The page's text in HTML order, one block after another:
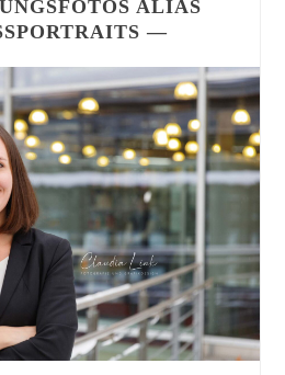
ALIAS
—